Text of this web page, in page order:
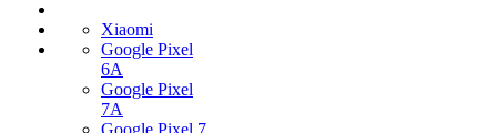
Xiaomi
Google Pixel
6A
Google Pixel
7А
Google Pixel 7